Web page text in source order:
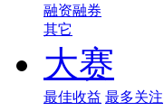
融资融券
其它
大赛
最佳收益 最多关注